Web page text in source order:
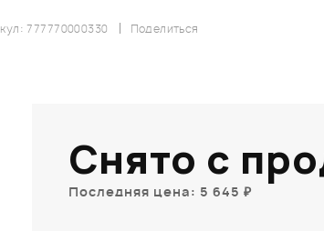
Поделиться
777770000330
Снято с
Последняя цена: 5 645 ₽